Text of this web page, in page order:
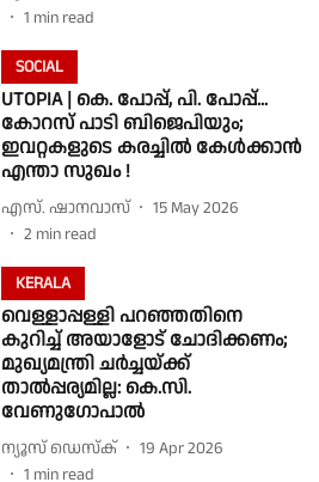
1 min read
SOCIAL
UTOPIA | കെ. പോപ്പ്, പി. പോപ്പ്...
കോറസ് പാടി ബിജെപിയും;
ഇവറ്റകളുടെ കരച്ചില്‍ കേള്‍ക്കാന്‍
എന്താ സുഖം !
എസ്. ഷാനവാസ്
15 May 2026
2 min read
KERALA
വെള്ളാപ്പള്ളി പറഞ്ഞതിനെ
കുറിച്ച് അയാളോട് ചോദിക്കണം;
മുഖ്യമന്ത്രി ചർച്ചയ്ക്ക്
താൽപ്പര്യമില്ല: കെ.സി.
വേണുഗോപാൽ
ന്യൂസ് ഡെസ്ക്
19 Apr 2026
1 min read